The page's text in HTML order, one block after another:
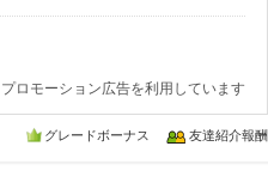
ロモーション広告を利用しています
グレードボーナス 友達紹介報酬